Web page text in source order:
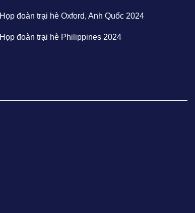
Họp đoàn trại hè Oxford, Anh Quốc 2024
Họp đoàn trại hè Philippines 2024